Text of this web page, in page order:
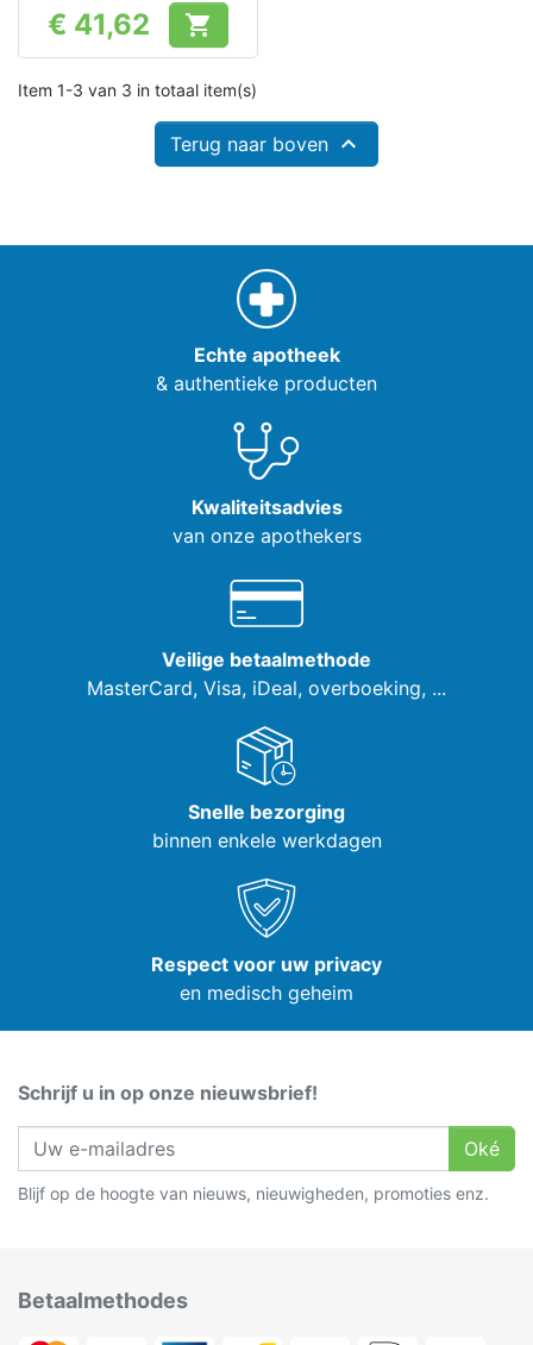
Prijs
€ 41,62 
Item 1-3 van 3 in totaal item(s)
Terug naar boven 
Echte apotheek
& authentieke producten
Kwaliteitsadvies
van onze apothekers
Veilige betaalmethode
MasterCard, Visa, iDeal, overboeking, ...
Snelle bezorging
binnen enkele werkdagen
Respect voor uw privacy
en medisch geheim
Schrijf u in op onze nieuwsbrief!
Oké
Blijf op de hoogte van nieuws, nieuwigheden, promoties enz.
Betaalmethodes